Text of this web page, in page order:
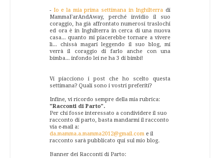
- Io e la mia prima settimana in Inghilterra di
MammaFarAndAway, perché invidio il suo
coraggio, ha già affrontato numerosi traslochi
ed ora è in Inghilterra in cerca di una nuova
casa... quanto mi piacerebbe tornare a vivere
lì... chissà magari leggendo il suo blog, mi
verrà il coraggio di farlo anche con una
bimba... infondo lei ne ha 3 di bimbi!
Vi piacciono i post che ho scelto questa
settimana? Quali sono i vostri preferiti?
Infine, vi ricordo sempre della mia rubrica:
"Racconti di Parto".
Per chi fosse interessato a condividere il suo
racconto di parto, basta mandarmi il racconto
via e-mail a:
da.mamma.a.mamma2012@gmail.com e il
racconto sarà pubblicato qui sul mio blog.
Banner dei Racconti di Parto: